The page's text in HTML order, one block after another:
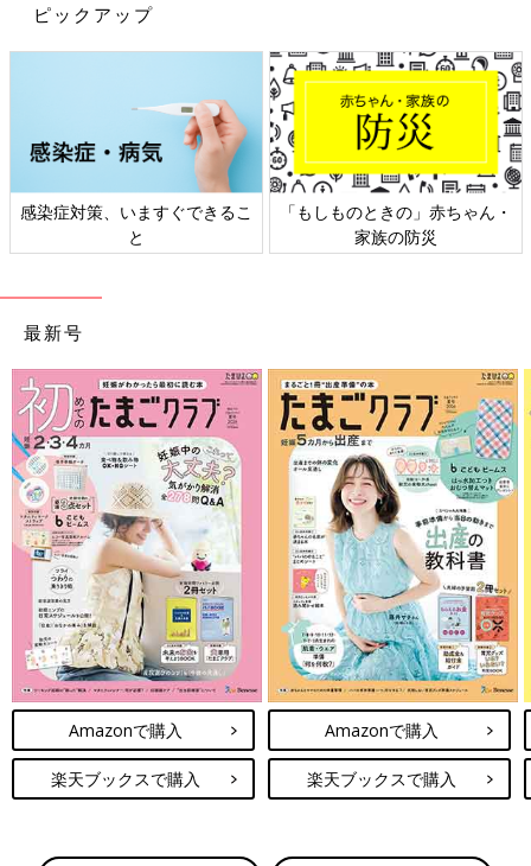
ピックアップ
感染症対策、いますぐできるこ
と
「もしものときの」赤ちゃん・
家族の防災
最新号
Amazonで購入
楽天ブックスで購入
Amazonで購入
楽天ブックスで購入